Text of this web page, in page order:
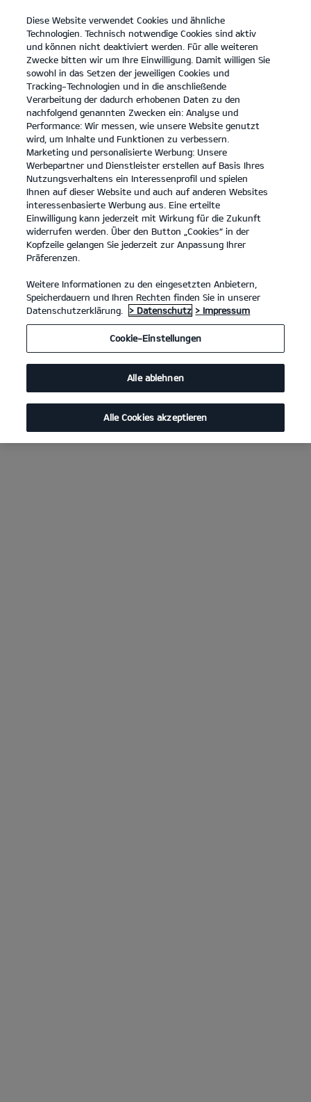
open
menu
KONTAKT
Der neue Kia XCeed
... ... DER NEUE KIA XCEED
Diese Website verwendet Cookies und ähnliche
Technologien. Technisch notwendige Cookies sind aktiv
und können nicht deaktiviert werden. Für alle weiteren
Zwecke bitten wir um Ihre Einwilligung. Damit willigen Sie
sowohl in das Setzen der jeweiligen Cookies und
Tracking-Technologien und in die anschließende
Verarbeitung der dadurch erhobenen Daten zu den
nachfolgend genannten Zwecken ein: Analyse und
Performance: Wir messen, wie unsere Website genutzt
wird, um Inhalte und Funktionen zu verbessern.
Marketing und personalisierte Werbung: Unsere
Werbepartner und Dienstleister erstellen auf Basis Ihres
Nutzungsverhaltens ein Interessenprofil und spielen
Ihnen auf dieser Website und auch auf anderen Websites
interessenbasierte Werbung aus. Eine erteilte
Einwilligung kann jederzeit mit Wirkung für die Zukunft
widerrufen werden. Über den Button „Cookies“ in der
Kopfzeile gelangen Sie jederzeit zur Anpassung Ihrer
Präferenzen.
Weitere Informationen zu den eingesetzten Anbietern,
Speicherdauern und Ihren Rechten finden Sie in unserer
Datenschutzerklärung.
> Datenschutz > Impressum
Cookie-Einstellungen
Alle ablehnen
Alle Cookies akzeptieren